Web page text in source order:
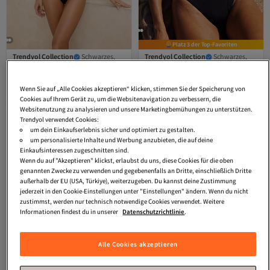
Trendyol Collection
Schwarzes,
superhoher Taille TBESS26BT00012
33,28€
Platz 3 der Top-Favoriten
Trendyol Collection
Schwarzes,
TBESS25BT00061
17,29€
Wenn Sie auf „Alle Cookies akzeptieren“ klicken, stimmen Sie der Speicherung von
Cookies auf Ihrem Gerät zu, um die Websitenavigation zu verbessern, die
Websitenutzung zu analysieren und unsere Marketingbemühungen zu unterstützen.
Trendyol verwendet Cookies:
um dein Einkaufserlebnis sicher und optimiert zu gestalten.
um personalisierte Inhalte und Werbung anzubieten, die auf deine
Einkaufsinteressen zugeschnitten sind.
Wenn du auf "Akzeptieren" klickst, erlaubst du uns, diese Cookies für die oben
genannten Zwecke zu verwenden und gegebenenfalls an Dritte, einschließlich Dritte
außerhalb der EU (USA, Türkiye), weiterzugeben. Du kannst deine Zustimmung
jederzeit in den Cookie-Einstellungen unter "Einstellungen" ändern. Wenn du nicht
zustimmst, werden nur technisch notwendige Cookies verwendet. Weitere
Informationen findest du in unserer Datenschutzrichtlinie.
Alle Cookies akzeptieren